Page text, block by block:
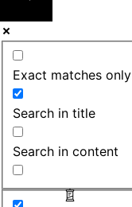
Exact matches only
Search in title
Search in content